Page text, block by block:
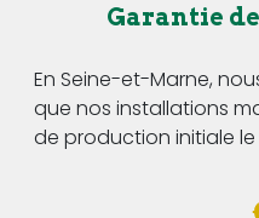
Garantie
En Seine-et-Marne,
que nos installations
de production initiale